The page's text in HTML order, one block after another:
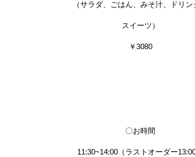
（サラダ、ごはん、みそ汁、ドリ
スイーツ）
￥3080
〇お時間
11:30~14:00（ラストオーダー